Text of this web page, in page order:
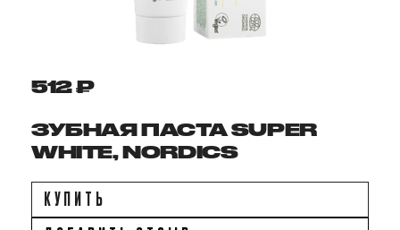
512 ₽
ЗУБНАЯ ПАСТА SUPER
WHITE, NORDICS
КУПИТЬ